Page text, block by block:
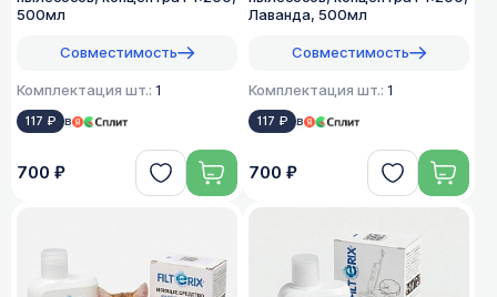
500мл
Совместимость
Комплектация шт.: 1
117 ₽ в
700 ₽
Лаванда, 500мл
Совместимость
Комплектация шт.: 1
117 ₽ в
700 ₽